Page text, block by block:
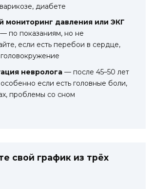
диабете
мониторинг давления или ЭКГ
— по показаниям, но не
если есть перебои в сердце,
головокружение
невролога — после 45–50 лет
особенно если есть головные боли,
проблемы со сном
свой график из трёх